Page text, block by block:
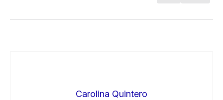
Carolina Quintero